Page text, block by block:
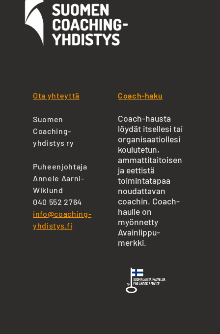
Ota yhteyttä
Suomen
Coaching-
yhdistys ry
Puheenjohtaja
Annele Aarni-
Wiklund
040 552 2764
info@coaching-
yhdistys.fi
Coach-haku
Coach-hausta
löydät itsellesi tai
organisaatiollesi
koulutetun,
ammattitaitoisen
ja eettistä
toimintatapaa
noudattavan
coachin. Coach-
haulle on
myönnetty
Avainlippu-
merkki.